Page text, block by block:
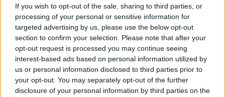
If you wish to opt-out of the sale, sharing to third parties, or
processing of your personal or sensitive information for
targeted advertising by us, please use the below opt-out
section to confirm your selection. Please note that after your
opt-out request is processed you may continue seeing
interest-based ads based on personal information utilized by
us or personal information disclosed to third parties prior to
your opt-out. You may separately opt-out of the further
disclosure of your personal information by third parties on the
Stockholm sedan mitten av 1990-talet. I centrala
Stockholm planeras även två spårvägsutbyggnader –
en linje från Norrmalmstorg till Hornsbergs strand och
en linje från Strandvägen till Värtan och Ropsten.
Även i Malmö pågår utbyggnad av en järnvägstunnel